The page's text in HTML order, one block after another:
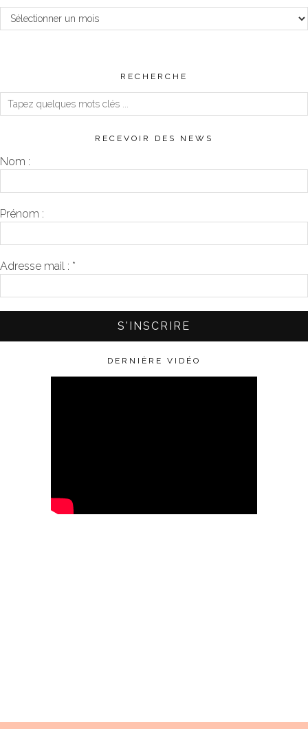
Archives
RECHERCHE
RECEVOIR DES NEWS
Nom :
Prénom :
Adresse mail : *
DERNIÈRE VIDÉO